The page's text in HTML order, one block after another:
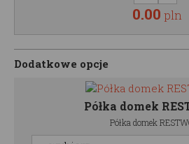
0.00 pln
Dodatkowe opcje
Półka domek
Półka domek